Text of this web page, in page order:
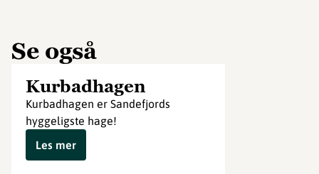
Se også
Kurbadhagen
Kurbadhagen er Sandefjords
hyggeligste hage!
Les mer